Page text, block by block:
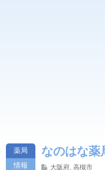
薬局
情報
なのはな薬
大阪府 高槻市